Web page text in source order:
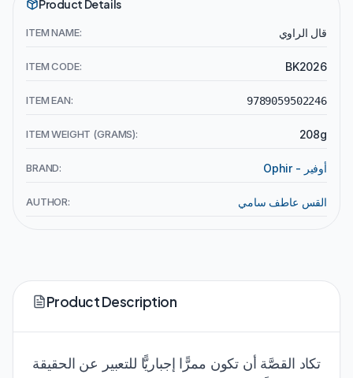
Product Details
ITEM NAME: قال الراوي
ITEM CODE: BK2026
ITEM EAN: 9789059502246
ITEM WEIGHT (GRAMS): 208g
BRAND: Ophir - أوفير
AUTHOR: القس عاطف سامي
Product Description
تكاد القصَّة أن تكون ممرًّا إجباريًّا للتعبير عن الحقيقة